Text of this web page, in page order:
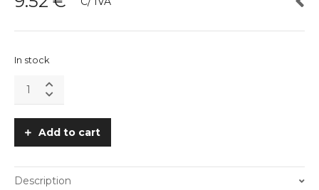
In stock
3P+T
Male
400
quantity
Add to cart
Description